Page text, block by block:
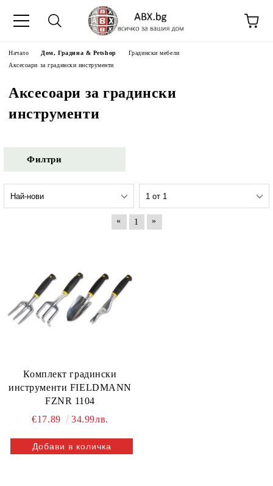
Начало Дом, Градина & Petshop
Градински мебели
Аксесоари за градински инструменти
Аксесоари за градински
инструменти
Филтри
« 1 »
Комплект градински
инструменти FIELDMANN
FZNR 1104
€17.89
34.99лв.